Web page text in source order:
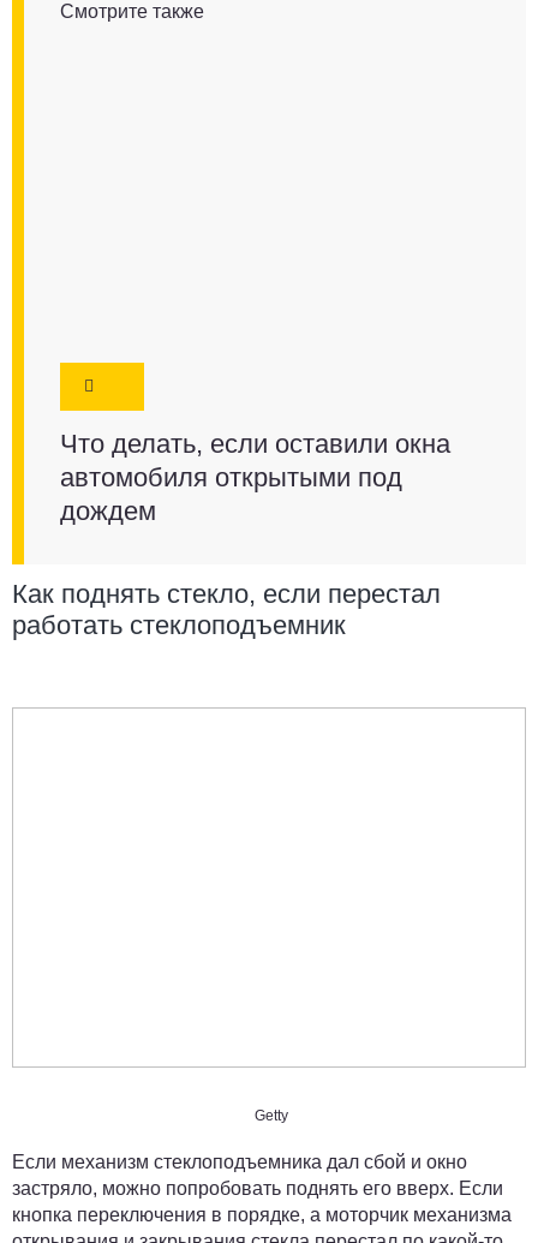
Смотрите также
Что делать, если оставили окна
автомобиля открытыми под
дождем
Как поднять стекло, если перестал
работать стеклоподъемник
Getty
Если механизм стеклоподъемника дал сбой и окно
застряло, можно попробовать поднять его вверх. Если
кнопка переключения в порядке, а моторчик механизма